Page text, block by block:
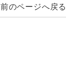
前のページへ戻る